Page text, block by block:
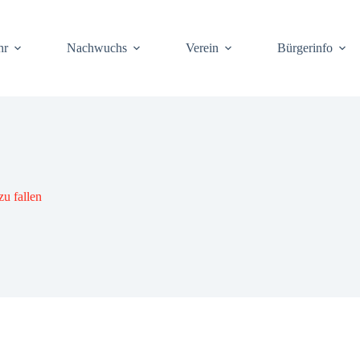
Nach­wuchs Ver­ein Bür­ger­info
fal­len